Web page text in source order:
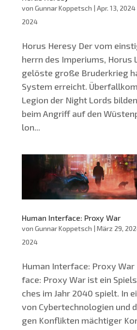
von Gunnar Koppetsch | Apr. 13, 2024
2024
Horus Here­sy Der vom
herrn des Impe­ri­ums, Horus
ge­lös­te gro­ße Bru­der­krieg
Sys­tem erreicht.
Legi­on der Night Lords
beim Angriff auf den
lon...
Human Interface: Proxy War
von Gunnar Koppetsch | März 29,
2024
Human Inter­face: Pro­xy
face: Pro­xy War ist ein
ches im Jahr 2040 spielt. In
von Cyber­tech­no­lo­gien und
gen Kon­flik­ten mäch­ti­ger